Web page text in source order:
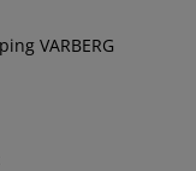
VARBERG